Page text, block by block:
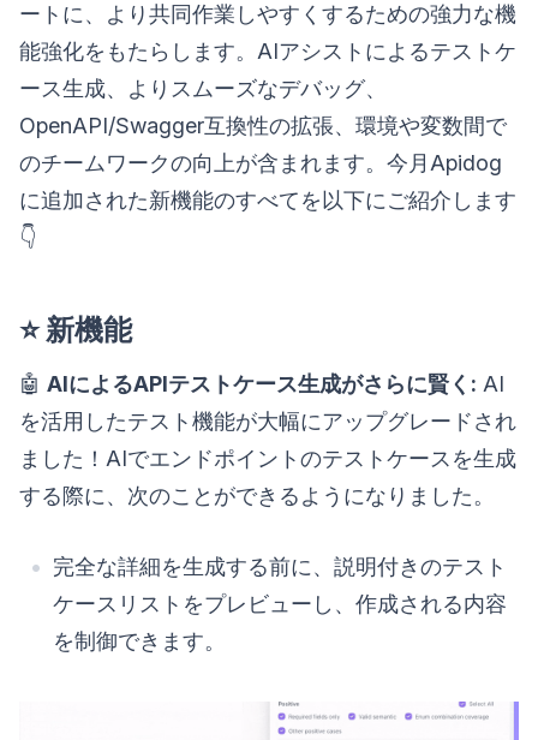
ートに、より共同作業しやすくするための強力な機
能強化をもたらします。AIアシストによるテストケ
ース生成、よりスムーズなデバッグ、
OpenAPI/Swagger互換性の拡張、環境や変数間で
のチームワークの向上が含まれます。今月Apidog
に追加された新機能のすべてを以下にご紹介します
👇
⭐ 新機能
🤖 AIによるAPIテストケース生成がさらに賢く: AI
を活用したテスト機能が大幅にアップグレードされ
ました！AIでエンドポイントのテストケースを生成
する際に、次のことができるようになりました。
完全な詳細を生成する前に、説明付きのテスト
ケースリストをプレビューし、作成される内容
を制御できます。